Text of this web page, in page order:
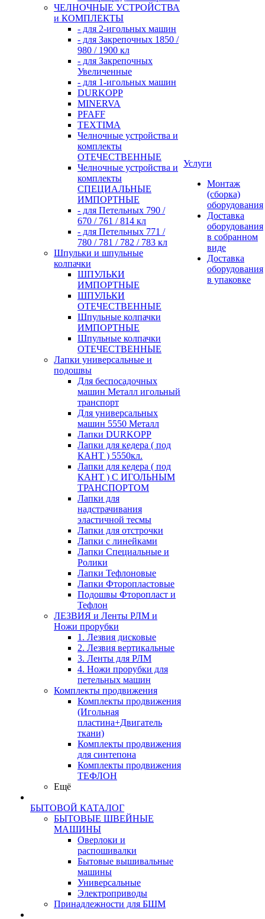
ЧЕЛНОЧНЫЕ УСТРОЙСТВА
и КОМПЛЕКТЫ
- для 2-игольных машин
- для Закрепочных 1850 /
980 / 1900 кл
- для Закрепочных
Увеличенные
- для 1-игольных машин
DURKOPP
MINERVA
PFAFF
TEXTIMA
Челночные устройства и
комплекты
ОТЕЧЕСТВЕННЫЕ
Челночные устройства и
комплекты
СПЕЦИАЛЬНЫЕ
ИМПОРТНЫЕ
- для Петельных 790 /
670 / 761 / 814 кл
- для Петельных 771 /
780 / 781 / 782 / 783 кл
Шпульки и шпульные
колпачки
ШПУЛЬКИ
ИМПОРТНЫЕ
ШПУЛЬКИ
ОТЕЧЕСТВЕННЫЕ
Шпульные колпачки
ИМПОРТНЫЕ
Шпульные колпачки
ОТЕЧЕСТВЕННЫЕ
Лапки универсальные и
подошвы
Для беспосадочных
машин Металл игольный
транспорт
Для универсальных
машин 5550 Металл
Лапки DURKOPP
Лапки для кедера ( под
КАНТ ) 5550кл.
Лапки для кедера ( под
КАНТ ) С ИГОЛЬНЫМ
ТРАНСПОРТОМ
Лапки для
надстрачивания
эластичной тесмы
Лапки для отстрочки
Лапки с линейками
Лапки Специальные и
Ролики
Лапки Тефлоновые
Лапки Фторопластовые
Подошвы Фторопласт и
Тефлон
ЛЕЗВИЯ и Ленты РЛМ и
Ножи прорубки
1. Лезвия дисковые
2. Лезвия вертикальные
3. Ленты для РЛМ
4. Ножи прорубки для
петельных машин
Комплекты продвижения
Комплекты продвижения
(Игольная
пластина+Двигатель
ткани)
Комплекты продвижения
для синтепона
Комплекты продвижения
ТЕФЛОН
Ещё
БЫТОВОЙ КАТАЛОГ
БЫТОВЫЕ ШВЕЙНЫЕ
МАШИНЫ
Оверлоки и
распошивалки
Бытовые вышивальные
машины
Универсальные
Электроприводы
Принадлежности для БШМ
Услуги
Монтаж
(сборка)
оборудования
Доставка
оборудования
в собранном
виде
Доставка
оборудования
в упаковке